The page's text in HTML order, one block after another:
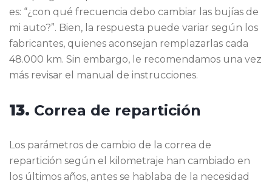
es: “¿con qué frecuencia debo cambiar las bujías de
mi auto?”. Bien, la respuesta puede variar según los
fabricantes, quienes aconsejan remplazarlas cada
48.000 km. Sin embargo, le recomendamos una vez
más revisar el manual de instrucciones.
13. Correa de repartición
Los parámetros de cambio de la correa de
repartición según el kilometraje han cambiado en
los últimos años, antes se hablaba de la necesidad